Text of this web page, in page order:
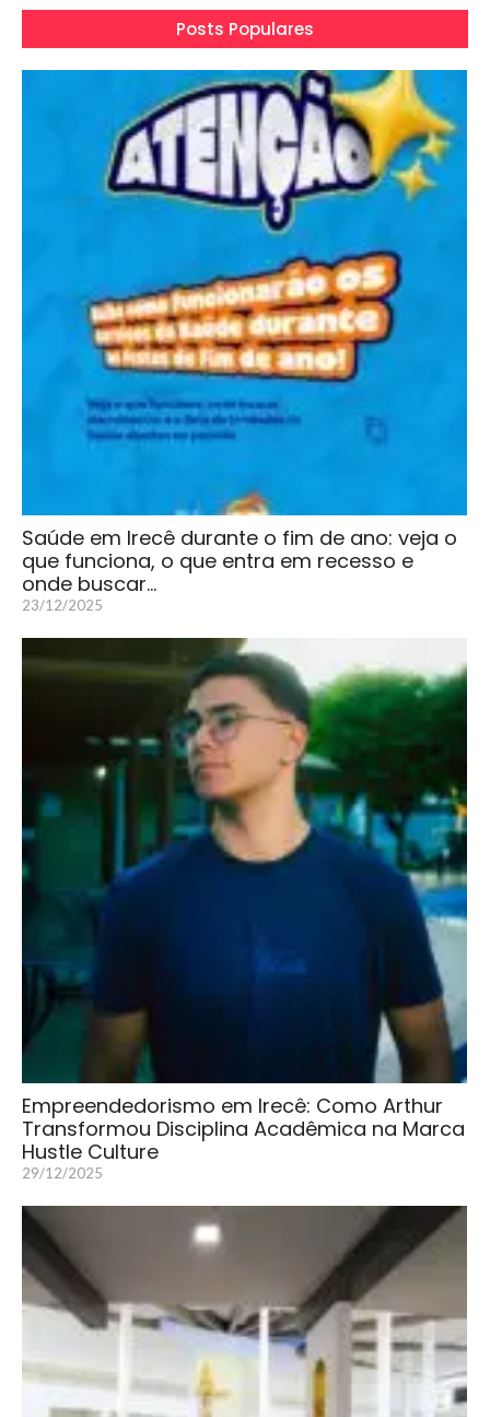
Posts Populares
Saúde em Irecê durante o fim de ano: veja o
que funciona, o que entra em recesso e
onde buscar…
23/12/2025
Empreendedorismo em Irecê: Como Arthur
Transformou Disciplina Acadêmica na Marca
Hustle Culture
29/12/2025